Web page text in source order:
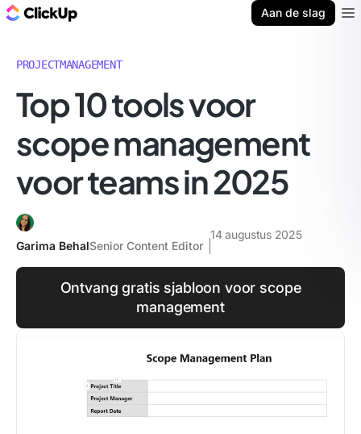
Aan de slag
PROJECTMANAGEMENT
Top 10 tools voor
scope management
voor teams in 2025
Garima BehalSenior Content Editor
14 augustus 2025
Ontvang gratis sjabloon voor scope
management